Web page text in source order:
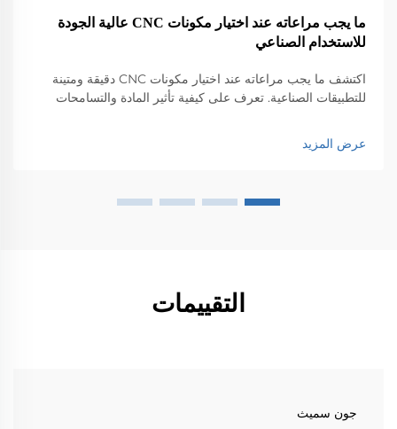
ما يجب مراعاته عند اختيار مكونات CNC عالية الجودة
للاستخدام الصناعي
اكتشف ما يجب مراعاته عند اختيار مكونات CNC دقيقة ومتينة
للتطبيقات الصناعية. تعرف على كيفية تأثير المادة والتسامحات
الخبراء الآن.
عرض المزيد
التقييمات
جون سميث